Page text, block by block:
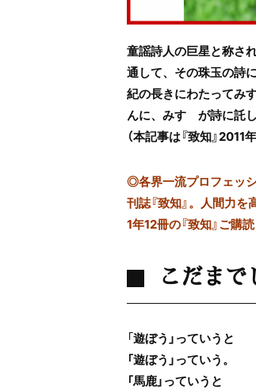
童謡詩人の巨星と称さ
通して、その珠玉の詩
紀の長きにわたってみ
んに、みすゞが詩に託
（本記事は『致知』
◎各界一流プロフェッ
刊誌『致知』。人間力
1年12冊の『致知』ご購
こだまで
「遊ぼう」っていうと
「遊ぼう」っていう。
「馬鹿」っていうと